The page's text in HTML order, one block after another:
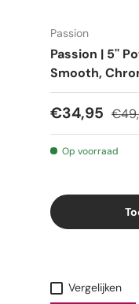
Passion
Passion | 5''
Smooth,
€34,95
Op voorraad
Vergelijken